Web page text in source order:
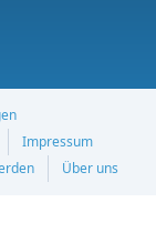
Impressum
Über uns